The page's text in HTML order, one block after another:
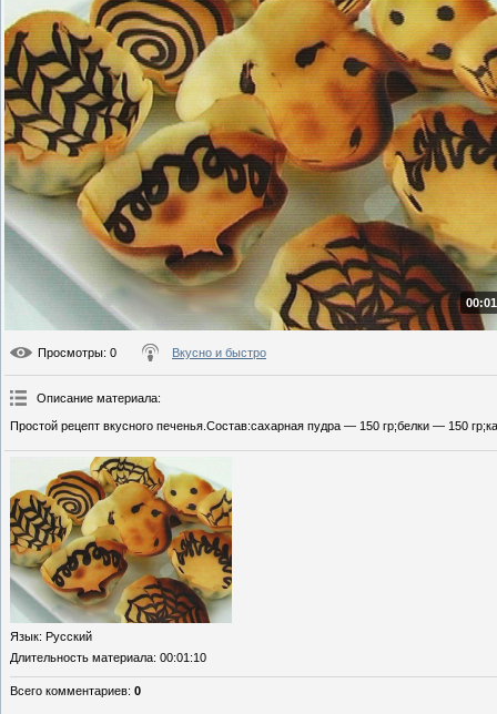
Просмотры: 0 Вкусно и быстро
Описание материала:
Простой рецепт вкусного печенья.Состав:сахарная пудра — 150 гр;белки — 150
Язык: Русский
Длительность материала: 00:01:10
Всего комментариев: 0